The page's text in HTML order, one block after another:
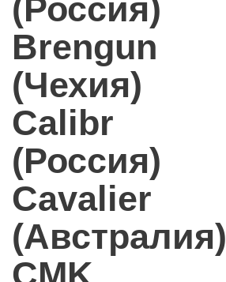
(Россия)
Brengun
(Чехия)
Calibr
(Россия)
Cavalier
(Австралия)
CMK